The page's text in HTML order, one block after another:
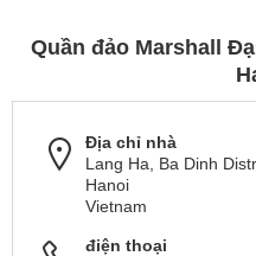
Quần đảo Marshall
Địa chỉ nhà
Lang Ha, Ba Dinh
Hanoi
Vietnam
điện thoại